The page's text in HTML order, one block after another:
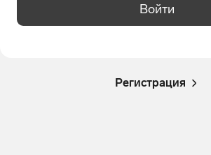
Войти
Регистрация